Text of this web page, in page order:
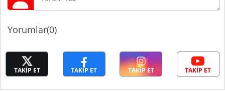
Yorumlar(0)
TAKİP ET TAKİP ET TAKİP ET TAKİP ET